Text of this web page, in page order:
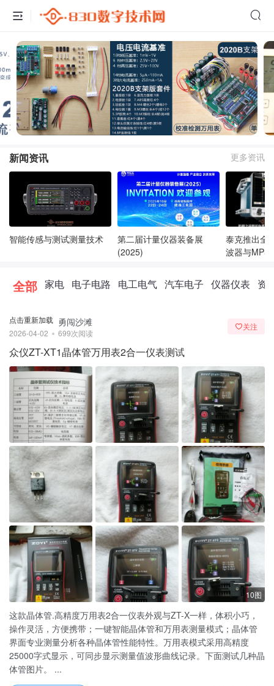
新闻资讯 更多资讯
智能传感与测试测量技术
第二届计量仪器装备展
(2025)
泰克推出全
波器与
全部 家电 电子电路 电工电气 汽车电子 仪器仪表 资
点击重新加载 勇闯沙滩
2026-04-02 699次阅读
关注
众仪ZT-XT1晶体管万用表2合一仪表测试
10图
这款晶体管.高精度万用表2合一仪表外观与ZT-X一样，体积小巧，
操作灵活，方便携带；一键智能晶体管和万用表测量模式；晶体管
界面专业测量分析各种晶体管性能特性。万用表模式采用高精度
25000字式显示，可同步显示测量值波形曲线记录。下面测试几种晶
体管图片。 ...